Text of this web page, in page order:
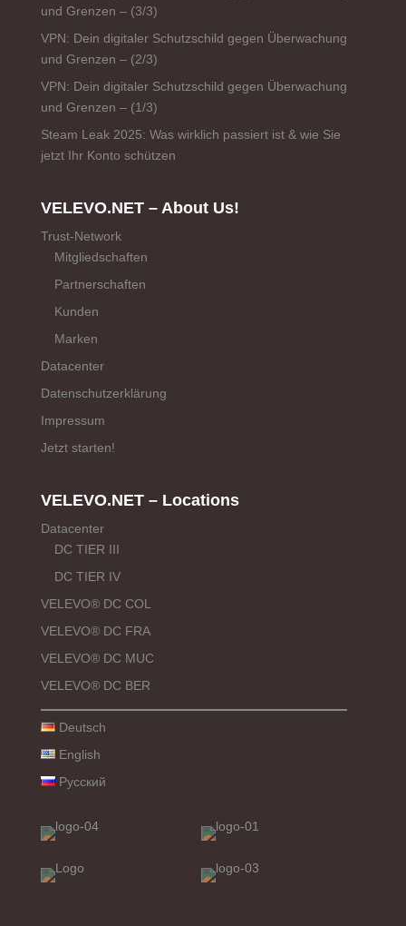
und Grenzen – (3/3)
VPN: Dein digitaler Schutzschild gegen Überwachung
und Grenzen – (2/3)
VPN: Dein digitaler Schutzschild gegen Überwachung
und Grenzen – (1/3)
Steam Leak 2025: Was wirklich passiert ist & wie Sie
jetzt Ihr Konto schützen
VELEVO.NET – About Us!
Trust-Network
Mitgliedschaften
Partnerschaften
Kunden
Marken
Datacenter
Datenschutzerklärung
Impressum
Jetzt starten!
VELEVO.NET – Locations
Datacenter
DC TIER III
DC TIER IV
VELEVO® DC COL
VELEVO® DC FRA
VELEVO® DC MUC
VELEVO® DC BER
Deutsch
English
Русский